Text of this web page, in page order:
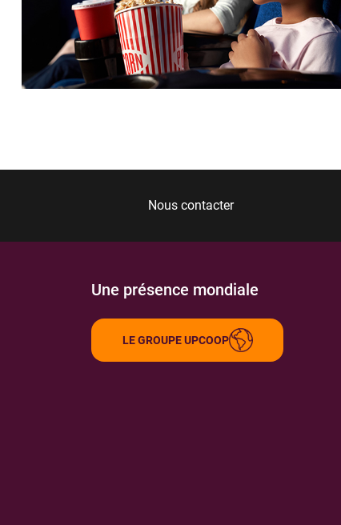
Nous contacter
Une présence mondiale
LE GROUPE UPCOOP